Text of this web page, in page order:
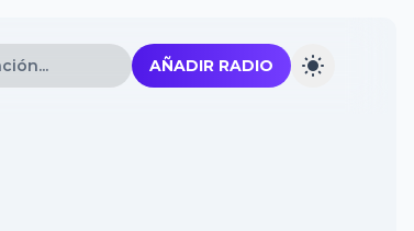
AÑADIR RADIO